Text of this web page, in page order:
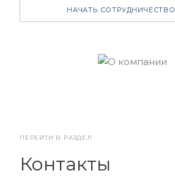
НАЧАТЬ СОТРУДНИЧЕСТВО
ПЕРЕЙТИ В РАЗДЕЛ
Контакты